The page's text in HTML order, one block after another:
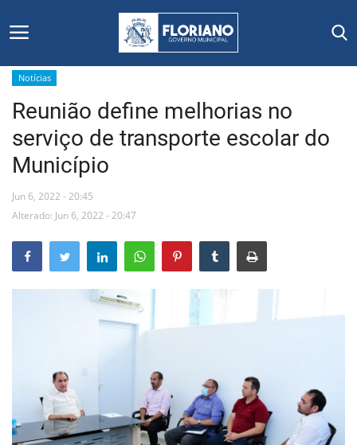
Início
Editais
Floriano
Mural de Licitações
Webmail
Contato
Notícias
Reunião define melhorias no
serviço de transporte escolar do
Município
Jun 6, 2022 - 20:45
Alterado: Jun 6, 2022 - 20:47